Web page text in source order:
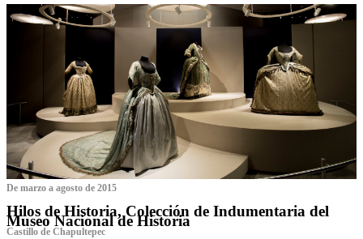
De marzo a agosto de 2015
Hilos de Historia, Colección de Indumentaria del
Museo Nacional de Historia
Castillo de Chapultepec